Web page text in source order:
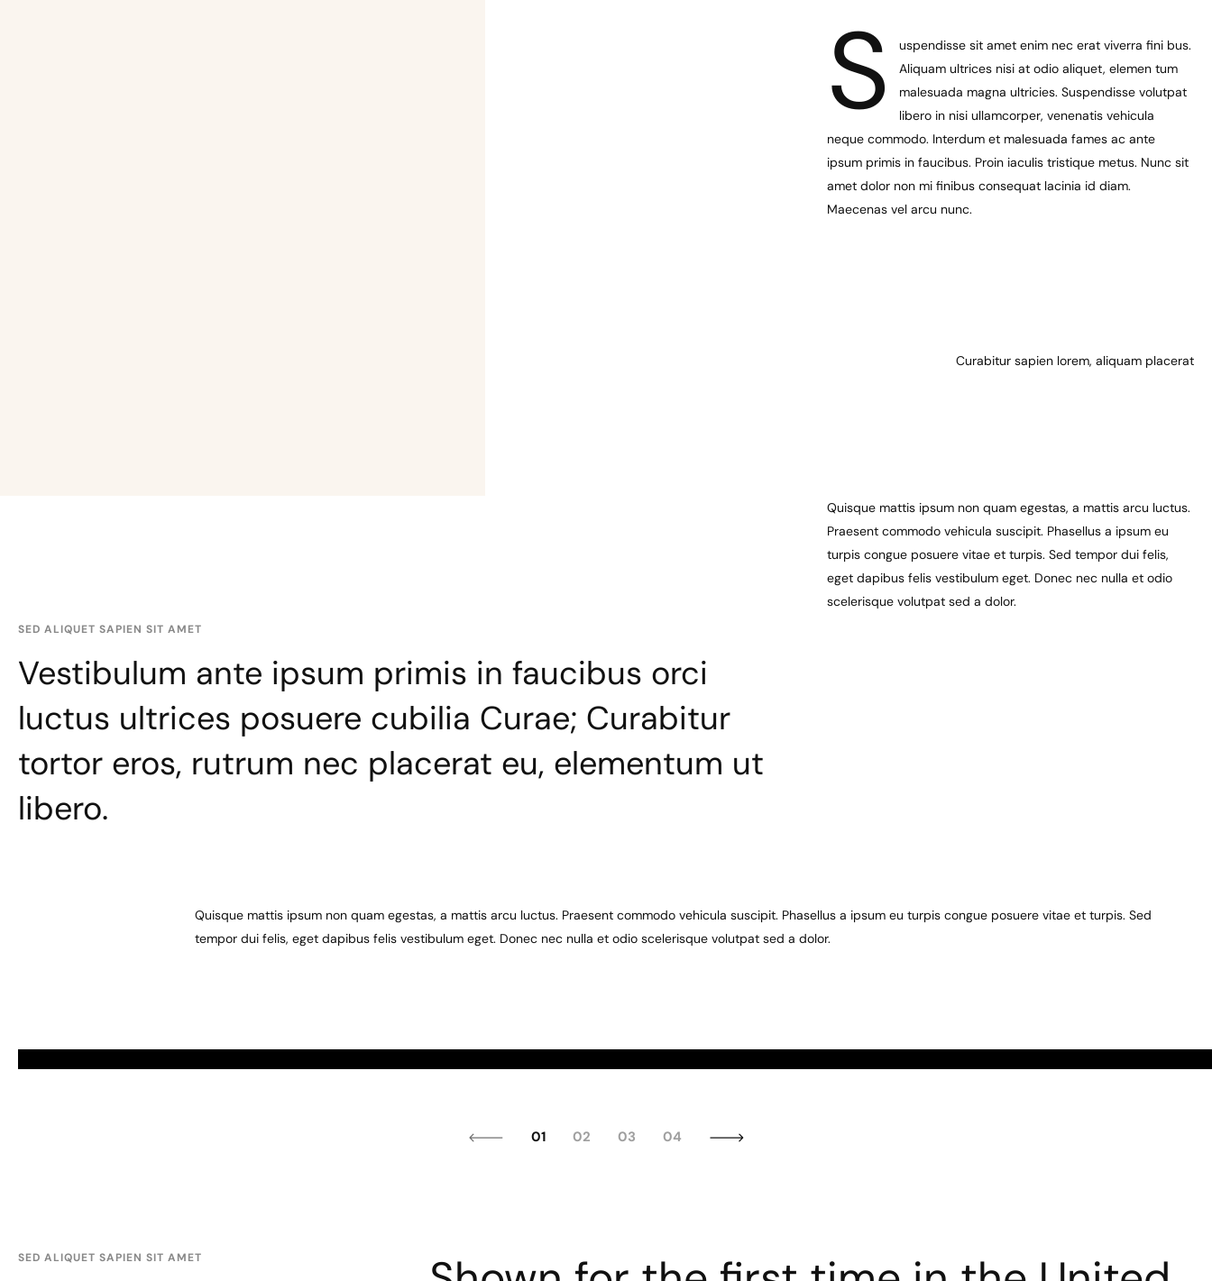
S
uspendisse sit amet enim nec erat viverra fini bus.
Aliquam ultrices nisi at odio aliquet, elemen tum
malesuada magna ultricies. Suspendisse volutpat
libero in nisi ullamcorper, venenatis vehicula
neque commodo. Interdum et malesuada fames ac ante
ipsum primis in faucibus. Proin iaculis tristique metus. Nunc sit
amet dolor non mi finibus consequat lacinia id diam.
Maecenas vel arcu nunc.
Curabitur sapien lorem, aliquam placerat
Quisque mattis ipsum non quam egestas, a mattis arcu luctus.
Praesent commodo vehicula suscipit. Phasellus a ipsum eu
turpis congue posuere vitae et turpis. Sed tempor dui felis,
eget dapibus felis vestibulum eget. Donec nec nulla et odio
scelerisque volutpat sed a dolor.
SED ALIQUET SAPIEN SIT AMET
Vestibulum ante ipsum primis in faucibus orci
luctus ultrices posuere cubilia Curae; Curabitur
tortor eros, rutrum nec placerat eu, elementum ut
libero.
Quisque mattis ipsum non quam egestas, a mattis arcu luctus. Praesent commodo vehicula suscipit. Phasellus a ipsum eu turpis congue posuere vitae et turpis. Sed
tempor dui felis, eget dapibus felis vestibulum eget. Donec nec nulla et odio scelerisque volutpat sed a dolor.
01 02 03 04
SED ALIQUET SAPIEN SIT AMET